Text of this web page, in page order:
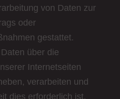
von Daten zur
oder
gestattet.
über die
Internetseiten
verarbeiten und
dies erforderlich ist,